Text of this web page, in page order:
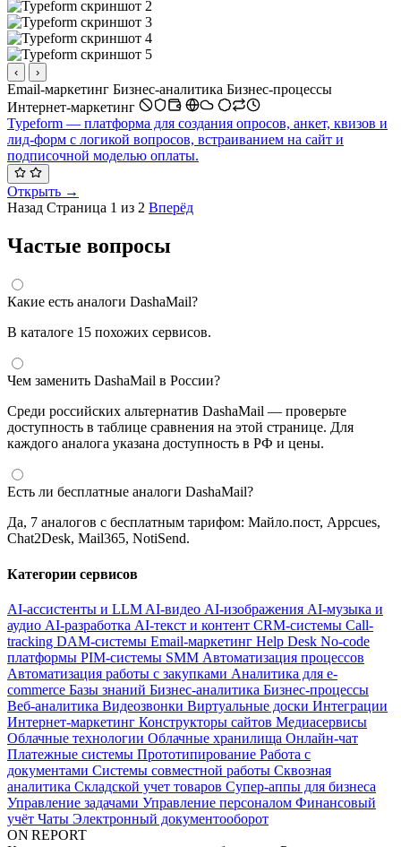
‹ ›
Email-маркетинг Бизнес-аналитика Бизнес-процессы
Интернет-маркетинг
Typeform — платформа для создания опросов, анкет, квизов и
лид-форм с логикой вопросов, встраиванием на сайт и
подписочной моделью оплаты.
Открыть →
Назад Страница 1 из 2 Вперёд
Частые вопросы
Какие есть аналоги DashaMail?
В каталоге 15 похожих сервисов.
Чем заменить DashaMail в России?
Среди российских альтернатив DashaMail — проверьте
доступность в таблице сравнения на этой странице. Для
каждого аналога указана доступность в РФ и цены.
Есть ли бесплатные аналоги DashaMail?
Да, 7 аналогов с бесплатным тарифом: Майло.пост, Appcues,
Chat2Desk, Mail365, NotiSend.
Категории сервисов
AI-ассистенты и LLM AI-видео AI-изображения AI-музыка и
аудио AI-разработка AI-текст и контент CRM-системы Call-
tracking DAM-системы Email-маркетинг Help Desk No-code
платформы PIM-системы SMM Автоматизация процессов
Автоматизация работы с закупками Аналитика для e-
commerce Базы знаний Бизнес-аналитика Бизнес-процессы
Веб-аналитика Видеозвонки Виртуальные доски Интеграции
Интернет-маркетинг Конструкторы сайтов Медиасервисы
Облачные технологии Облачные хранилища Онлайн-чат
Платежные системы Прототипирование Работа с
документами Системы совместной работы Сквозная
аналитика Складской учет товаров Супер-аппы для бизнеса
Управление задачами Управление персоналом Финансовый
учёт Чаты Электронный документооборот
ON REPORT